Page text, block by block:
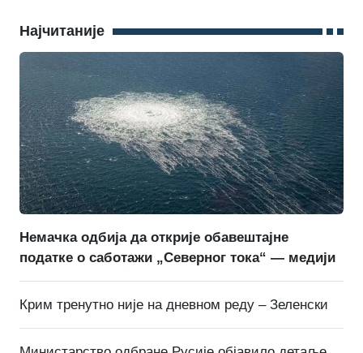
Најчитаније
Немачка одбија да открије обавештајне
податке о саботажи „Северног тока“ — медији
Крим тренутно није на дневном реду – Зеленски